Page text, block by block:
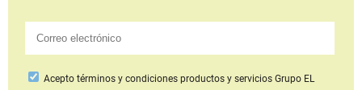
Aceptotérminos y condiciones productos y serviciosGrupo EL